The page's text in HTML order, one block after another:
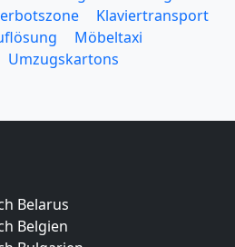
Klaviertransport
Möbeltaxi
Umzugskartons
Belarus
Belgien